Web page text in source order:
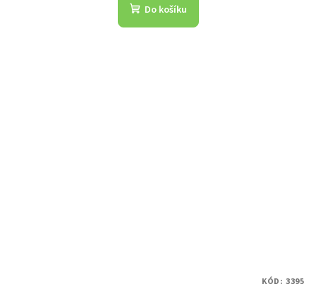
Do košíku
KÓD: 3395